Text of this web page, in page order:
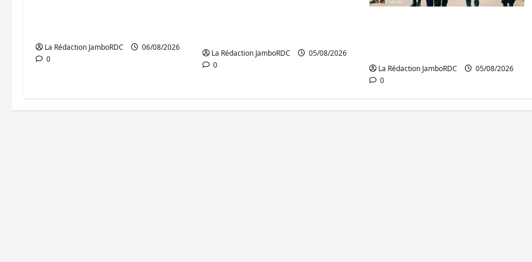
La Rédaction JamboRDC
06/08/2026
0
La Rédaction JamboRDC
05/08/2026
0
La Rédaction JamboRDC
05/08/2026
0